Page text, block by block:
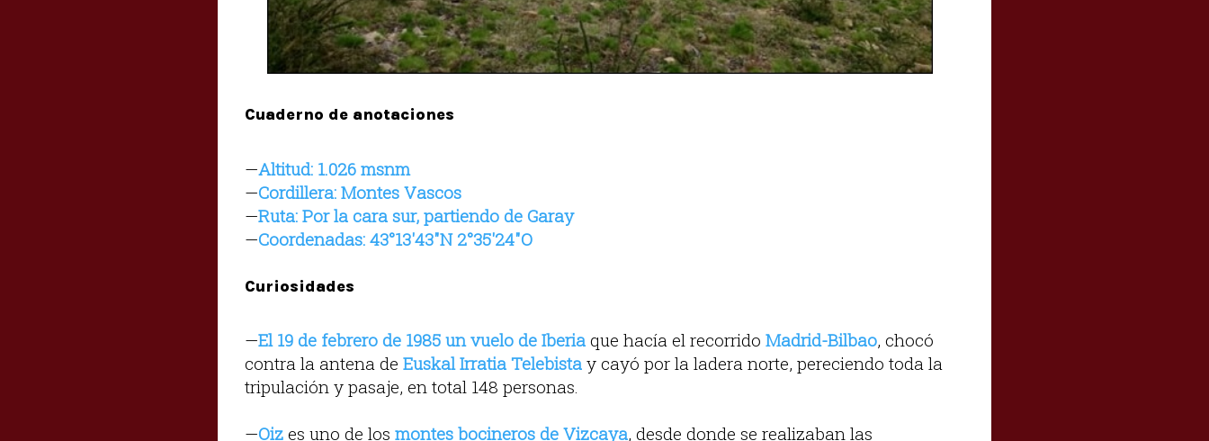
Cuaderno de anotaciones
—Altitud: 1.026 msnm
—Cordillera: Montes Vascos
—Ruta: Por la cara sur, partiendo de Garay
—Coordenadas: 43°13′43″N 2°35′24″O
Curiosidades
—El 19 de febrero de 1985 un vuelo de Iberia que hacía el recorrido Madrid-Bilbao, chocó
contra la antena de Euskal Irratia Telebista y cayó por la ladera norte, pereciendo toda la
tripulación y pasaje, en total 148 personas.
—Oiz es uno de los montes bocineros de Vizcaya, desde donde se realizaban las